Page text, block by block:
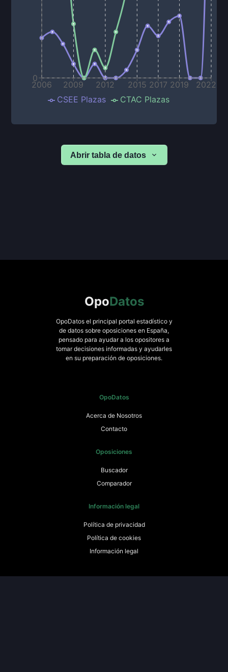
2006 2009 2012 2015 2017 2019 2022
0
CSEE Plazas CTAC Plazas
Abrir tabla de datos
OpoDatos
OpoDatos el principal portal estadístico y
de datos sobre oposiciones en España,
pensado para ayudar a los opositores a
tomar decisiones informadas y ayudarles
en su preparación de oposiciones.
OpoDatos
Acerca de Nosotros
Contacto
Oposiciones
Buscador
Comparador
Información legal
Política de privacidad
Política de cookies
Información legal